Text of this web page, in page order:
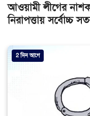
আওয়ামী লীগের
নিরাপত্তায় সর্বোচ্চ
2 দিন আগে